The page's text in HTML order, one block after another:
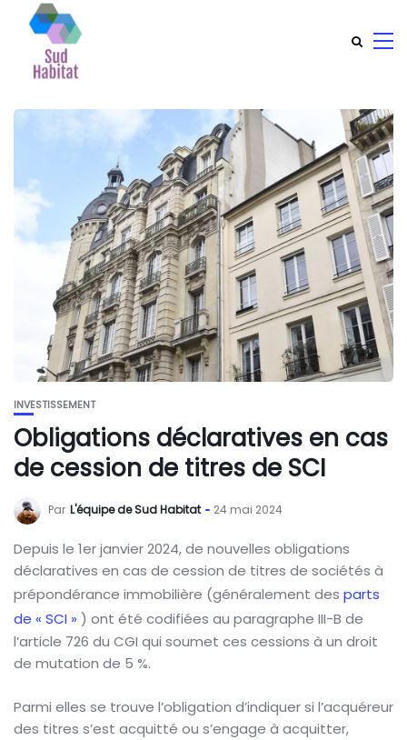
INVESTISSEMENT
Obligations déclaratives en cas
de cession de titres de SCI
Par L'équipe de Sud Habitat 24 mai 2024
Depuis le 1er janvier 2024, de nouvelles obligations
déclaratives en cas de cession de titres de sociétés à
prépondérance immobilière (généralement des parts
de « SCI » ) ont été codifiées au paragraphe III-B de
l’article 726 du CGI qui soumet ces cessions à un droit
de mutation de 5 %.
Parmi elles se trouve l’obligation d’indiquer si l’acquéreur
des titres s’est acquitté ou s’engage à acquitter,